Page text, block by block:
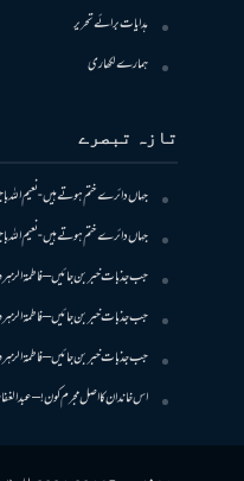
ہدایات برائے تحریر
ہمارے لکھاری
تازہ تبصرے
جہاں دائرے ختم ہوتے ہیں- نعیم اللہ
جہاں دائرے ختم ہوتے ہیں- نعیم اللہ
جب جذبات خبر بن جائیں –
جب جذبات خبر بن جائیں –
جب جذبات خبر بن جائیں –
اس خاندان کا اصل مجرم کون! –